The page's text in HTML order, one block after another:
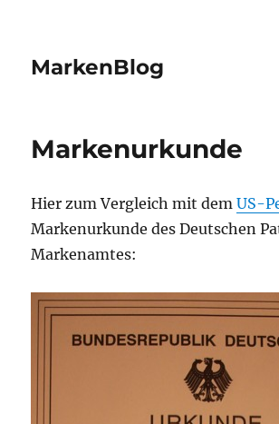
MarkenBlog
Markenurkunde
Hier zum Vergleich mit demUS-
Markenurkunde des Deutschen
Markenamtes: